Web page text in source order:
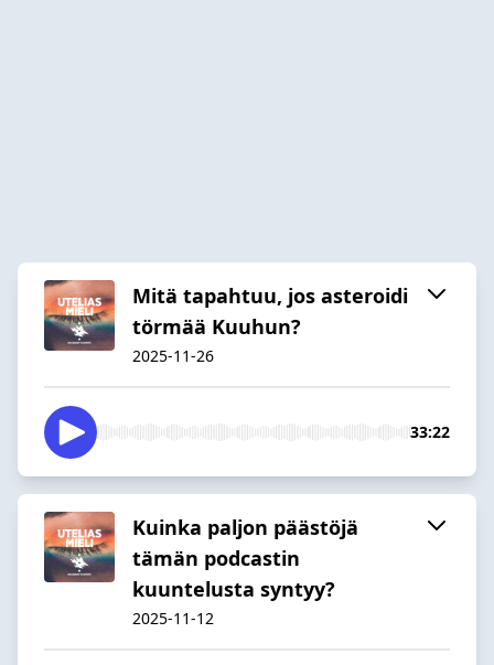
Mitä tapahtuu, jos asteroidi
törmää Kuuhun?
2025-11-26
33:22
Kuinka paljon päästöjä
tämän podcastin
kuuntelusta syntyy?
2025-11-12